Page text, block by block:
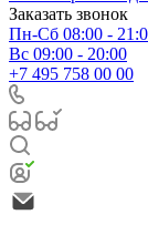
Заказать звонок
Пн-Сб 08:00 -
Вс 09:00 - 20:00
+7 495 758 00 00